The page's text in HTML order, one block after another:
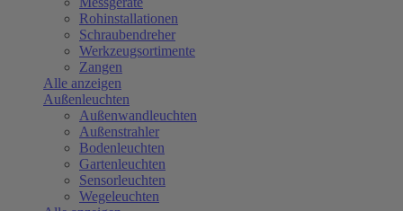
Rohinstallationen
Schraubendreher
Werkzeugsortimente
Zangen
Alle anzeigen
Außenleuchten
Außenwandleuchten
Außenstrahler
Bodenleuchten
Gartenleuchten
Sensorleuchten
Wegeleuchten